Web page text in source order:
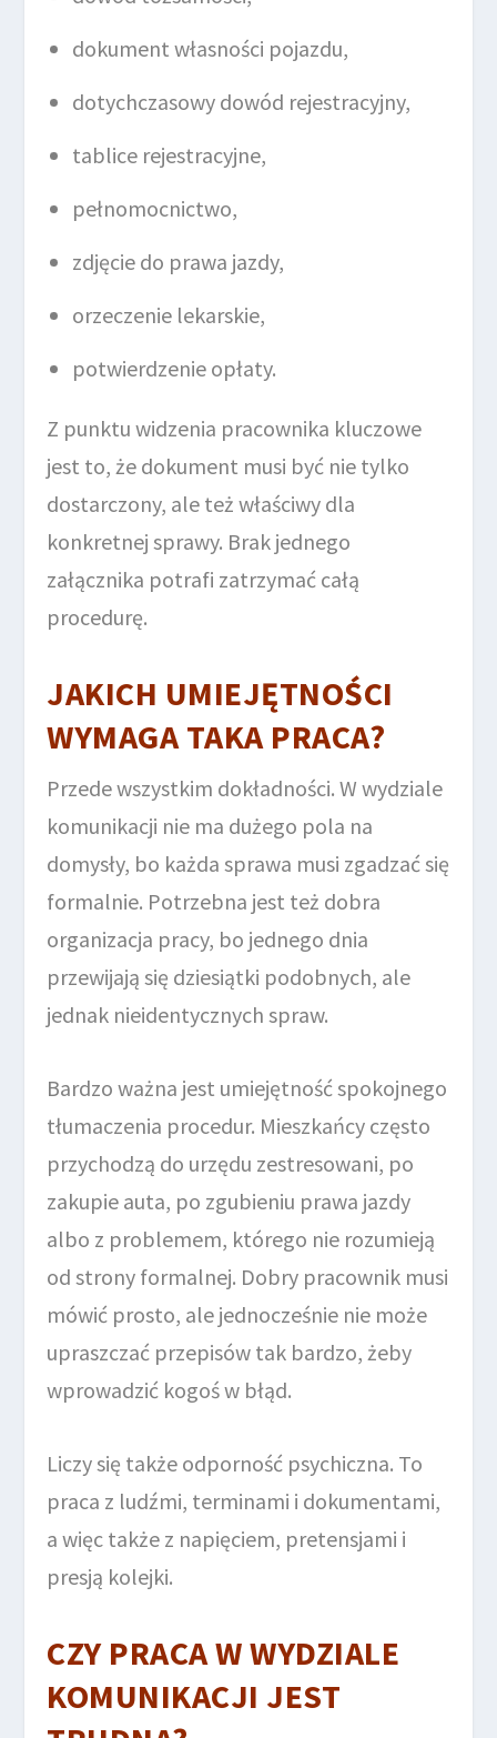
dokument własności pojazdu,
dotychczasowy dowód rejestracyjny,
tablice rejestracyjne,
pełnomocnictwo,
zdjęcie do prawa jazdy,
orzeczenie lekarskie,
potwierdzenie opłaty.
Z punktu widzenia pracownika kluczowe
jest to, że dokument musi być nie tylko
dostarczony, ale też właściwy dla
konkretnej sprawy. Brak jednego
załącznika potrafi zatrzymać całą
procedurę.
JAKICH UMIEJĘTNOŚCI
WYMAGA TAKA PRACA?
Przede wszystkim dokładności. W wydziale
komunikacji nie ma dużego pola na
domysły, bo każda sprawa musi zgadzać się
formalnie. Potrzebna jest też dobra
organizacja pracy, bo jednego dnia
przewijają się dziesiątki podobnych, ale
jednak nieidentycznych spraw.
Bardzo ważna jest umiejętność spokojnego
tłumaczenia procedur. Mieszkańcy często
przychodzą do urzędu zestresowani, po
zakupie auta, po zgubieniu prawa jazdy
albo z problemem, którego nie rozumieją
od strony formalnej. Dobry pracownik musi
mówić prosto, ale jednocześnie nie może
upraszczać przepisów tak bardzo, żeby
wprowadzić kogoś w błąd.
Liczy się także odporność psychiczna. To
praca z ludźmi, terminami i dokumentami,
a więc także z napięciem, pretensjami i
presją kolejki.
CZY PRACA W WYDZIALE
KOMUNIKACJI JEST